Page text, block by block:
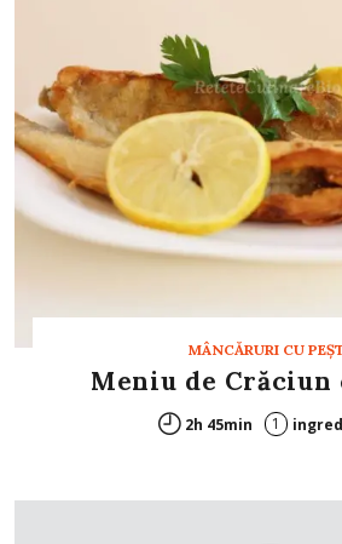
MÂNCĂRURI CU
Meniu de Crăciun
2h 45min 1